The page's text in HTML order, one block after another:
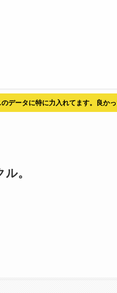
データに特に力入れてます。良かっ
。